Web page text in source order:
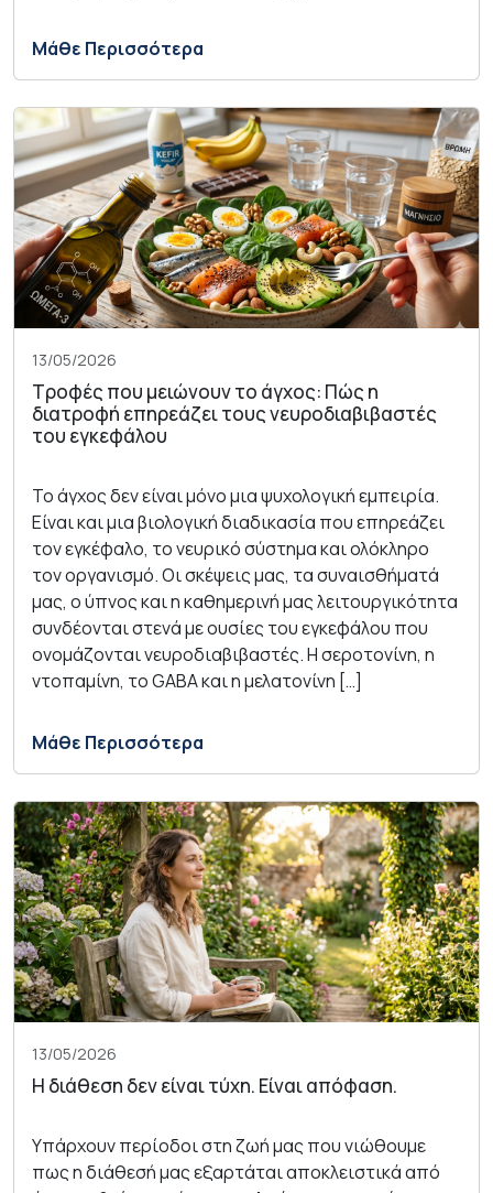
Μάθε Περισσότερα
13/05/2026
Τροφές που μειώνουν το άγχος: Πώς η
διατροφή επηρεάζει τους νευροδιαβιβαστές
του εγκεφάλου
Το άγχος δεν είναι μόνο μια ψυχολογική εμπειρία.
Είναι και μια βιολογική διαδικασία που επηρεάζει
τον εγκέφαλο, το νευρικό σύστημα και ολόκληρο
τον οργανισμό. Οι σκέψεις μας, τα συναισθήματά
μας, ο ύπνος και η καθημερινή μας λειτουργικότητα
συνδέονται στενά με ουσίες του εγκεφάλου που
ονομάζονται νευροδιαβιβαστές. Η σεροτονίνη, η
ντοπαμίνη, το GABA και η μελατονίνη […]
Μάθε Περισσότερα
13/05/2026
Η διάθεση δεν είναι τύχη. Είναι απόφαση.
Υπάρχουν περίοδοι στη ζωή μας που νιώθουμε
πως η διάθεσή μας εξαρτάται αποκλειστικά από